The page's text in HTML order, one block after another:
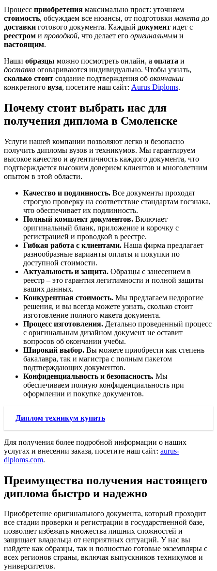
Процесс приобретения максимально прост: уточняем
стоимость, обсуждаем все нюансы, от подготовки макета до
доставки готового документа. Каждый документ идет с
реестром и проводкой, что делает его оригинальным и
настоящим.
Наши образцы можно посмотреть онлайн, а оплата и
доставка оговариваются индивидуально. Чтобы узнать,
сколько стоит создание подтверждения об окончании
конкретного вуза, посетите наш сайт: Aurus Diploms.
Почему стоит выбрать нас для
получения диплома в Смоленске
Услуги нашей компании позволяют легко и безопасно
получить дипломы вузов и техникумов. Мы гарантируем
высокое качество и аутентичность каждого документа, что
подтверждается высоким доверием клиентов и многолетним
опытом в этой области.
Качество и подлинность. Все документы проходят
строгую проверку на соответствие стандартам госзнака,
что обеспечивает их подлинность.
Полный комплект документов. Включает
оригинальный бланк, приложение и корочку с
регистрацией и проводкой в реестре.
Гибкая работа с клиентами. Наша фирма предлагает
разнообразные варианты оплаты и покупки по
доступной стоимости.
Актуальность и защита. Образцы с занесением в
реестр – это гарантия легитимности и полной защиты
ваших данных.
Конкурентная стоимость. Мы предлагаем недорогие
решения, и вы всегда можете узнать, сколько стоит
изготовление полного макета документа.
Процесс изготовления. Детально проведенный процесс
с оригинальным дизайном документ не оставит
вопросов об окончании учебы.
Широкий выбор. Вы можете приобрести как степень
бакалавра, так и магистра с полным пакетом
подтверждающих документов.
Конфиденциальность и безопасность. Мы
обеспечиваем полную конфиденциальность при
оформлении и покупке документов.
Диплом техникум купить
Для получения более подробной информации о наших
услугах и внесении заказа, посетите наш сайт: aurus-
diploms.com.
Преимущества получения настоящего
диплома быстро и надежно
Приобретение оригинального документа, который проходит
все стадии проверки и регистрации в государственной базе,
позволяет избежать множества лишних сложностей и
защищает владельца от неприятных ситуаций. У нас вы
найдете как образцы, так и полностью готовые экземпляры с
всех регионов страны, включая выпускников техникумов и
университетов.